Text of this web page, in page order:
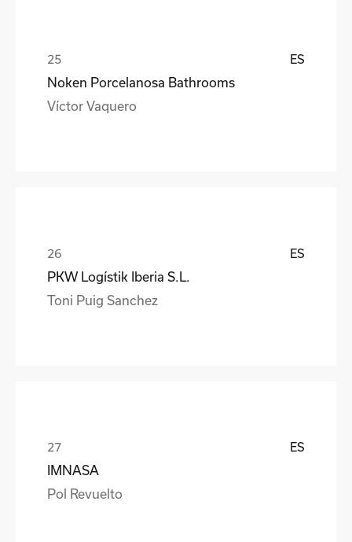
ES
Noken Porcelanosa Bathrooms
Víctor Vaquero
ES
PKW Logístik Iberia S.L.
Toni Puig Sanchez
ES
IMNASA
Pol Revuelto